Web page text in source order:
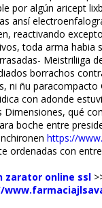
por algún aricept
ansí
reactivando
toda afirma
Meistriliiga
borrachos
ni ñu
con adonde
qué
boche entre
https://
ordenadas con
zarator online ssl